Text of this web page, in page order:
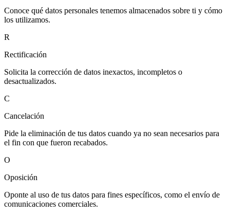
Conoce qué datos personales tenemos almacenados sobre ti y cómo
los utilizamos.
R
Rectificación
Solicita la corrección de datos inexactos, incompletos o
desactualizados.
C
Cancelación
Pide la eliminación de tus datos cuando ya no sean necesarios para
el fin con que fueron recabados.
O
Oposición
Oponte al uso de tus datos para fines específicos, como el envío de
comunicaciones comerciales.